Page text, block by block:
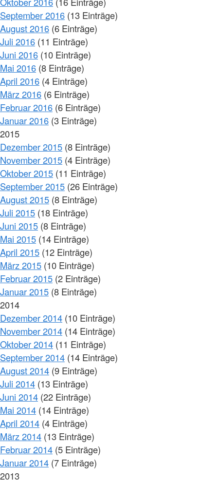
September 2016 (13 Einträge)
August 2016 (6 Einträge)
Juli 2016 (11 Einträge)
Juni 2016 (10 Einträge)
Mai 2016 (8 Einträge)
April 2016 (4 Einträge)
März 2016 (6 Einträge)
Februar 2016 (6 Einträge)
Januar 2016 (3 Einträge)
2015
Dezember 2015 (8 Einträge)
November 2015 (4 Einträge)
Oktober 2015 (11 Einträge)
September 2015 (26 Einträge)
August 2015 (8 Einträge)
Juli 2015 (18 Einträge)
Juni 2015 (8 Einträge)
Mai 2015 (14 Einträge)
April 2015 (12 Einträge)
März 2015 (10 Einträge)
Februar 2015 (2 Einträge)
Januar 2015 (8 Einträge)
2014
Dezember 2014 (10 Einträge)
November 2014 (14 Einträge)
Oktober 2014 (11 Einträge)
September 2014 (14 Einträge)
August 2014 (9 Einträge)
Juli 2014 (13 Einträge)
Juni 2014 (22 Einträge)
Mai 2014 (14 Einträge)
April 2014 (4 Einträge)
März 2014 (13 Einträge)
Februar 2014 (5 Einträge)
Januar 2014 (7 Einträge)
2013